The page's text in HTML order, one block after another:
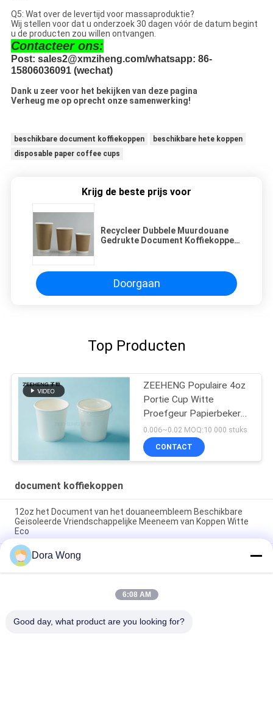
Q5: Wat over de levertijd voor massaproduktie?
Wij stellen voor dat u onderzoek 30 dagen vóór de datum begint
u de producten zou willen ontvangen.
Contacteer ons:
Post: sales2@xmziheng.com/whatsapp: 86-
15806036091 (wechat)
Dank u zeer voor het bekijken van deze pagina
Verheug me op oprecht onze samenwerking!
beschikbare document koffiekoppen
beschikbare hete koppen
disposable paper coffee cups
Krijg de beste prijs voor
Recycleer Dubbele Muurdouane
Gedrukte Document Koffiekoppen
Doorgaan
Top Producten
ZEEHENG Populaire 4oz
Portie Cup Witte
Proefgeur Papierbekers
Met Deksels
0.006~0.02 MOQ:10 000 stuks
CONTACT
document koffiekoppen
12oz het Document van het douaneembleem Beschikbare
Geïsoleerde Vriendschappelijke Meeneem van Koppen Witte
Eco
Gestreepte Beschikbare het Document van de
rimpelingsmuur Koppen voor Koffie/Theewinkel/Bar en
Restaurant
De zwarte het Document van 8oz 12oz 16oz Koffiekoppen,
Dora Wong
6:08 AM
Good day, what product are you looking for?